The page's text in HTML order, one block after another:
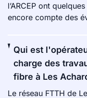
l’ARCEP ont
encore compte des
Qui est
charge des
fibre à Les
Le réseau FTTH de